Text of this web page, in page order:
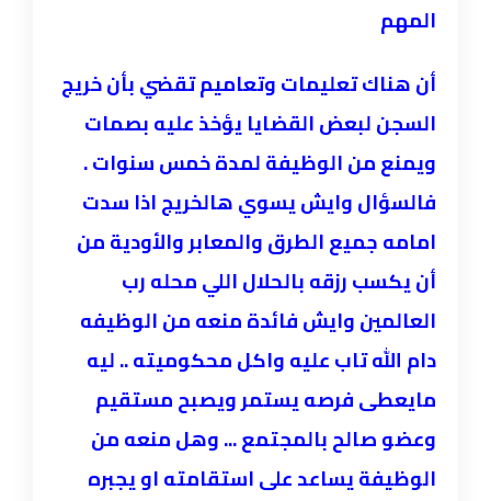
المهم
أن هناك تعليمات وتعاميم تقضي بأن خريج
السجن لبعض القضايا يؤخذ عليه بصمات
ويمنع من الوظيفة لمدة خمس سنوات .
فالسؤال وايش يسوي هالخريج اذا سدت
امامه جميع الطرق والمعابر والأودية من
أن يكسب رزقه بالحلال اللي محله رب
العالمين وايش فائدة منعه من الوظيفه
دام الله تاب عليه واكل محكوميته .. ليه
مايعطى فرصه يستمر ويصبح مستقيم
وعضو صالح بالمجتمع ... وهل منعه من
الوظيفة يساعد على استقامته او يجبره